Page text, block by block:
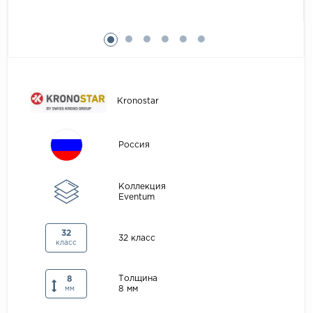
Kronostar
Россия
Коллекция
Eventum
32
класс
32 класс
8
мм
Толщина
8 мм